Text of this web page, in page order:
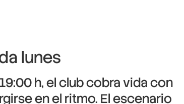
lunes
h, el club cobra vida con
en el ritmo. El escenario